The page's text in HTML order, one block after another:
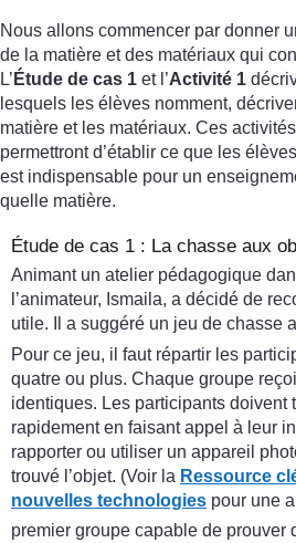
Nous allons commencer par donner
de la matière et des matériaux qui
L’ Étude de cas 1 et l’Activité 1
lesquels les élèves nomment,
matière et les matériaux. Ces
permettront d’établir ce que les
est indispensable pour un
quelle matière.
Étude de cas 1 : La chasse aux
Animant un atelier pédagogique
l’animateur, Ismaila, a décidé de
utile. Il a suggéré un jeu de chasse
Pour ce jeu, il faut répartir les
quatre ou plus. Chaque groupe
identiques. Les participants doivent
rapidement en faisant appel à leur
rapporter ou utiliser un appareil
trouvé l’objet. (Voir la Ressource
nouvelles technologies pour une
premier groupe capable de prouver